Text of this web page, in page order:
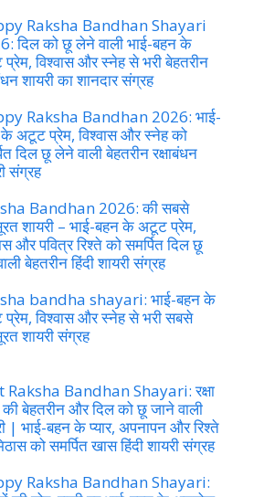
Raksha Bandhan Shayari
दिल को छू लेने वाली भाई-बहन के
विश्वास और स्नेह से भरी बेहतरीन
शायरी का शानदार संग्रह
Raksha Bandhan 2026: भाई-
अटूट प्रेम, विश्वास और स्नेह को
दिल छू लेने वाली बेहतरीन रक्षाबंधन
संग्रह
Bandhan 2026: की सबसे
शायरी – भाई-बहन के अटूट प्रेम,
और पवित्र रिश्ते को समर्पित दिल छू
बेहतरीन हिंदी शायरी संग्रह
bandha shayari: भाई-बहन के
विश्वास और स्नेह से भरी सबसे
शायरी संग्रह
Raksha Bandhan Shayari: रक्षा
बेहतरीन और दिल को छू जाने वाली
| भाई-बहन के प्यार, अपनापन और रिश्ते
को समर्पित खास हिंदी शायरी संग्रह
Raksha Bandhan Shayari: